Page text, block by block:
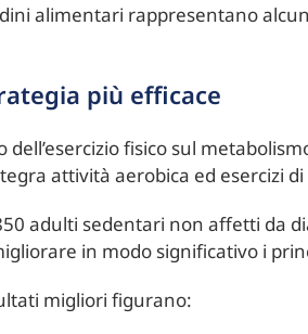
alimentari rappresentano
più efficace
fisico sul
attività aerobica ed esercizi
adulti sedentari non affetti da
in modo significativo i
migliori figurano: